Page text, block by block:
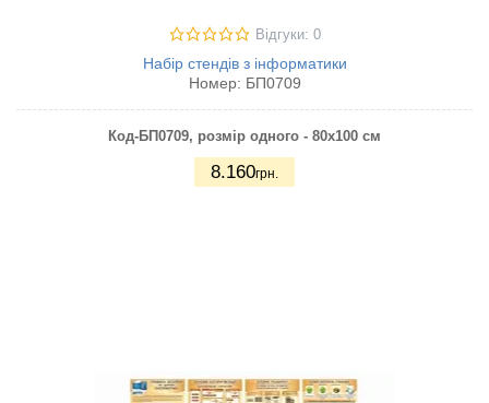
Відгуки: 0
Набір стендів з інформатики
Номер: БП0709
Код-БП0709, розмір одного - 80х100 см
8.160грн.